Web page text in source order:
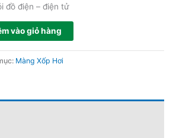
đồ điện – điện tử
vào giỏ hàng
Màng Xốp Hơi